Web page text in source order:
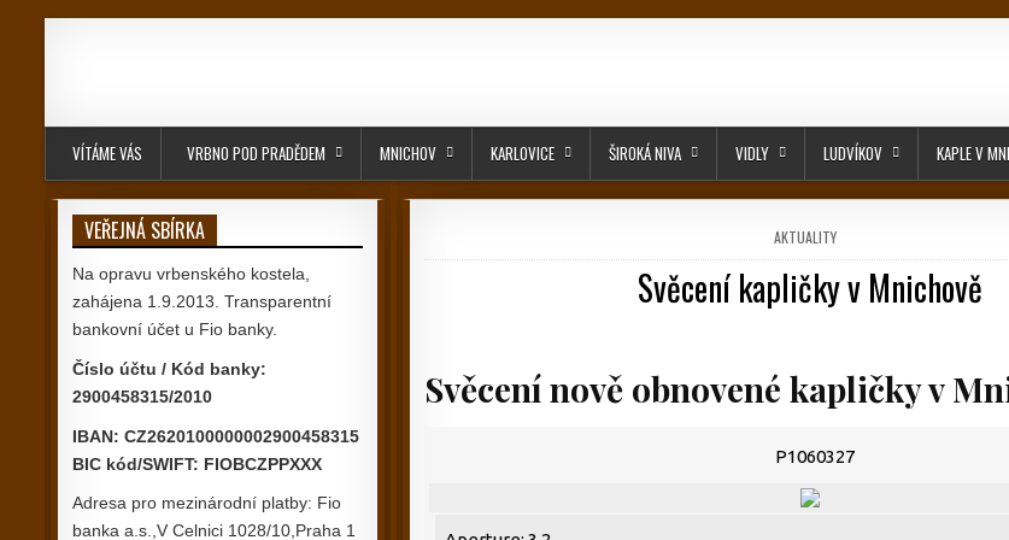
VÍTÁME VÁS VRBNO POD PRADĚDEM MNICHOV KARLOVICE ŠIROKÁ NIVA VIDLY LUDVÍKOV KAPLE V
POSTED IN
AKTUALITY
Svěcení kapličky v Mnichově
Svěcení nově obnovené kapličky v
P1060327
VEŘEJNÁ SBÍRKA
Na opravu vrbenského kostela,
zahájena 1.9.2013. Transparentní
bankovní účet u Fio banky.
Číslo účtu / Kód banky:
2900458315/2010
IBAN: CZ2620100000002900458315
BIC kód/SWIFT: FIOBCZPPXXX
Adresa pro mezinárodní platby: Fio
banka a.s.,V Celnici 1028/10,Praha 1